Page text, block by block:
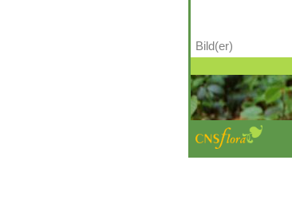
Bild(er)